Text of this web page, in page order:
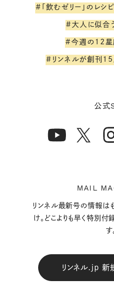
#「飲むゼリー」のレシ
#大人に似合
#今週の12星
#リンネルが創刊15
公式
MAIL
リンネル最新号の情報は
け。どこよりも早く特別付
す
リンネル.jp 新